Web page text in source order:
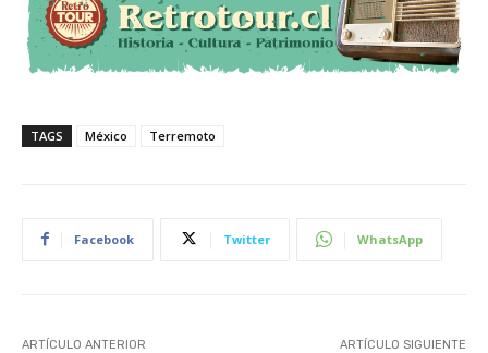
TAGS México Terremoto
Facebook Twitter WhatsApp
ARTÍCULO ANTERIOR ARTÍCULO SIGUIENTE